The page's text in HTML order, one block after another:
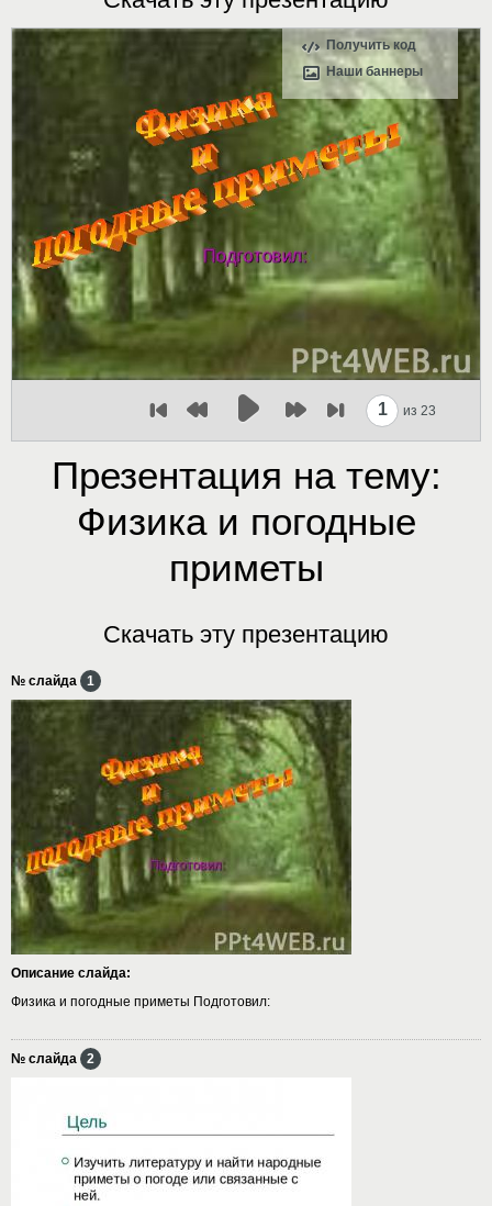
Получить код
Наши баннеры
1 из 23
Презентация на тему:
Физика и погодные
приметы
Скачать эту презентацию
№ слайда 1
Описание слайда:
Физика и погодные приметы Подготовил:
№ слайда 2